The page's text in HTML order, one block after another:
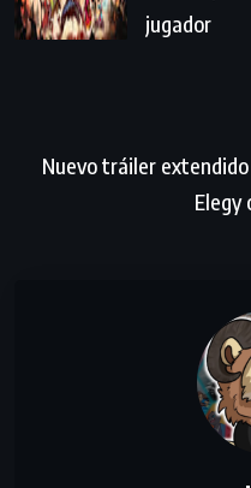
jugador
Nuevo tráiler
Elegy